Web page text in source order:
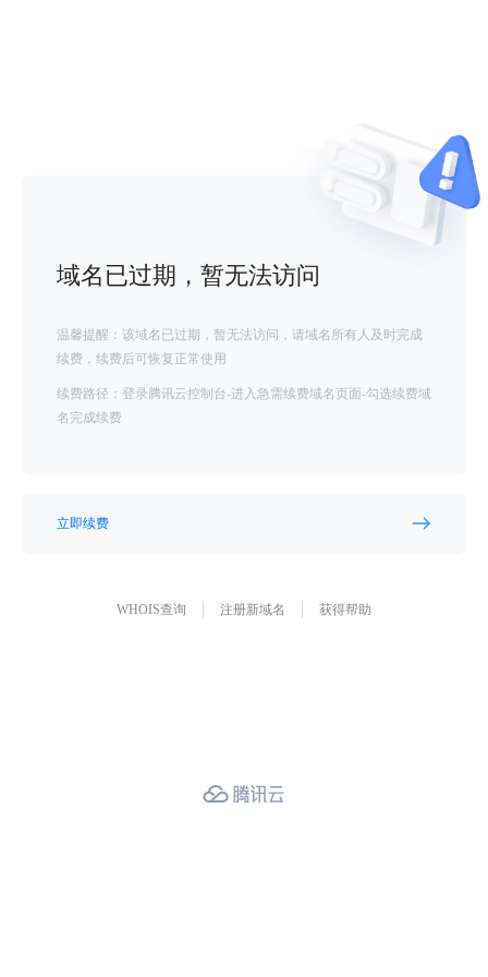
域名已过期，暂无法访问
温馨提醒：该域名已过期，暂无法访问，请域名所有人及时完成
续费，续费后可恢复正常使用
续费路径：登录腾讯云控制台-进入急需续费域名页面-勾选续费域
名完成续费
立即续费
WHOIS查询 注册新域名 获得帮助